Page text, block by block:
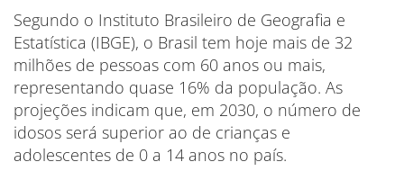
Segundo o Instituto Brasileiro de Geografia e
Estatística (IBGE), o Brasil tem hoje mais de 32
milhões de pessoas com 60 anos ou mais,
representando quase 16% da população. As
projeções indicam que, em 2030, o número de
idosos será superior ao de crianças e
adolescentes de 0 a 14 anos no país.